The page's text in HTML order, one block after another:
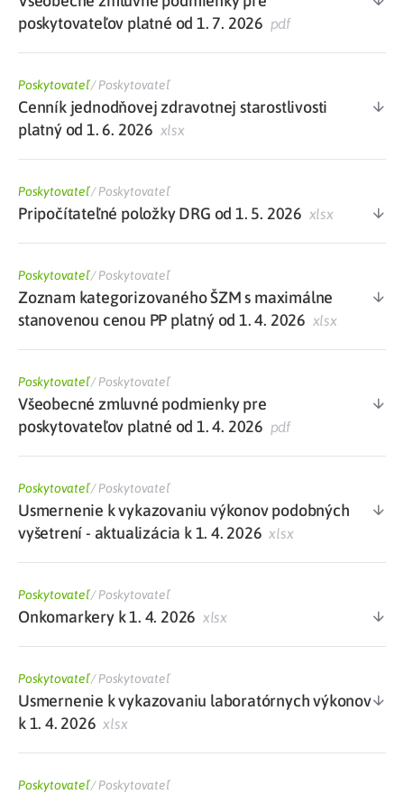
poskytovateľov platné od 1. 7. 2026 pdf
Poskytovateľ/Poskytovateľ
Cenník jednodňovej zdravotnej starostlivosti
platný od 1. 6. 2026 xlsx
Poskytovateľ/Poskytovateľ
Pripočítateľné položky DRG od 1. 5. 2026 xlsx
Poskytovateľ/Poskytovateľ
Zoznam kategorizovaného ŠZM s maximálne
stanovenou cenou PP platný od 1. 4. 2026 xlsx
Poskytovateľ/Poskytovateľ
Všeobecné zmluvné podmienky pre
poskytovateľov platné od 1. 4. 2026 pdf
Poskytovateľ/Poskytovateľ
Usmernenie k vykazovaniu výkonov podobných
vyšetrení - aktualizácia k 1. 4. 2026 xlsx
Poskytovateľ/Poskytovateľ
Onkomarkery k 1. 4. 2026 xlsx
Poskytovateľ/Poskytovateľ
Usmernenie k vykazovaniu laboratórnych výkonov
k 1. 4. 2026 xlsx
Poskytovateľ/Poskytovateľ